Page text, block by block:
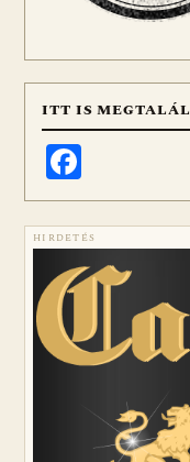
ITT IS MEGTALÁL
HIRDETÉS